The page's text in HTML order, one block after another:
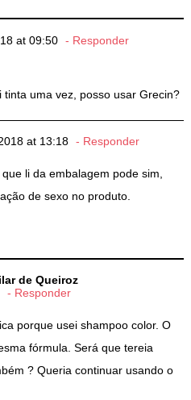
at 09:50 Responder
tinta uma vez, posso usar Grecin?
at 13:18 Responder
li da embalagem pode sim,
de sexo no produto.
de Queiroz
Responder
porque usei shampoo color. O
fórmula. Será que tereia
? Queria continuar usando o